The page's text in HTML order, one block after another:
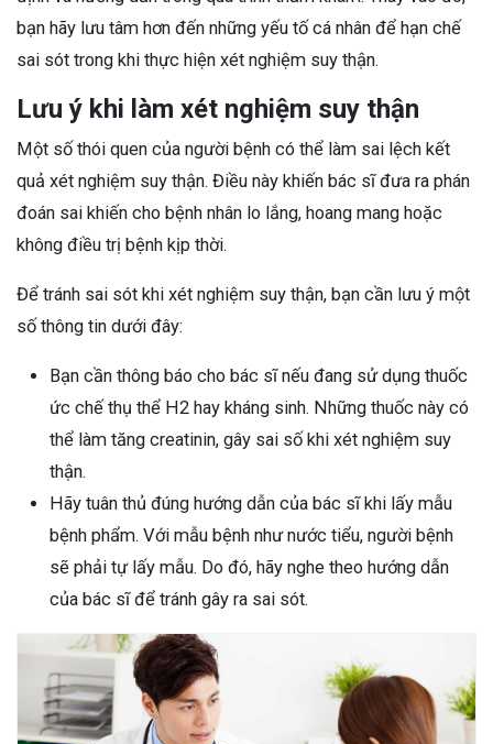
bạn hãy lưu tâm hơn đến những yếu tố cá nhân để hạn chế
sai sót trong khi thực hiện xét nghiệm suy thận.
Lưu ý khi làm xét nghiệm suy thận
Một số thói quen của người bệnh có thể làm sai lệch kết
quả xét nghiệm suy thận. Điều này khiến bác sĩ đưa ra phán
đoán sai khiến cho bệnh nhân lo lắng, hoang mang hoặc
không điều trị bệnh kịp thời.
Để tránh sai sót khi xét nghiệm suy thận, bạn cần lưu ý một
số thông tin dưới đây:
Bạn cần thông báo cho bác sĩ nếu đang sử dụng thuốc
ức chế thụ thể H2 hay kháng sinh. Những thuốc này có
thể làm tăng creatinin, gây sai số khi xét nghiệm suy
thận.
Hãy tuân thủ đúng hướng dẫn của bác sĩ khi lấy mẫu
bệnh phẩm. Với mẫu bệnh như nước tiểu, người bệnh
sẽ phải tự lấy mẫu. Do đó, hãy nghe theo hướng dẫn
của bác sĩ để tránh gây ra sai sót.